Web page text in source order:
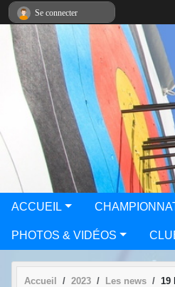
ACCUEIL
PHOTOS & VIDÉOS
Accueil 2023 Les news 19
Se connecter
Panneau de gestion des cookies